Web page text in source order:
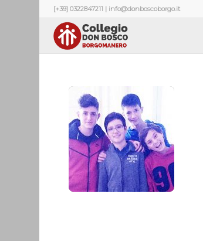
[+39] 0322847211 | info@donboscoborgo.it